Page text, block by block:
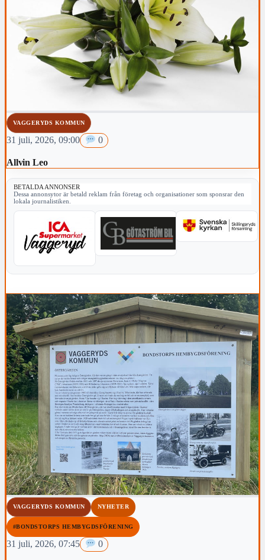
VAGGERYDS KOMMUN
31 juli, 2026, 09:00 0
Allvin Leo
BETALDA ANNONSER
Dessa annonsytor är betald reklam från företag och organisationer som sponsrar den
lokala journalistiken.
VAGGERYDS KOMMUN NYHETER
#BONDSTORPS HEMBYGDSFÖRENING
31 juli, 2026, 07:45 0